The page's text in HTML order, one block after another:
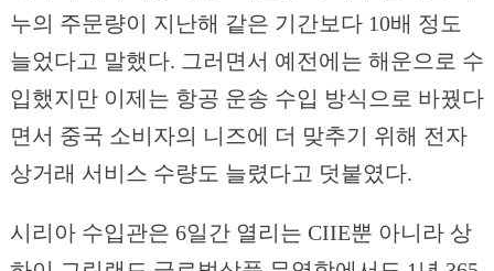
누의 주문량이 지난해 같은 기간보다 10배 정도
늘었다고 말했다. 그러면서 예전에는 해운으로 수
입했지만 이제는 항공 운송 수입 방식으로 바꿨다
면서 중국 소비자의 니즈에 더 맞추기 위해 전자
상거래 서비스 수량도 늘렸다고 덧붙였다.
시리아 수입관은 6일간 열리는 CIIE뿐 아니라 상